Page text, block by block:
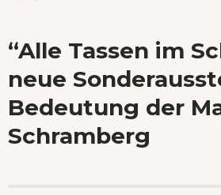
“Alle Tassen im
neue
Bedeutung der
Schramberg